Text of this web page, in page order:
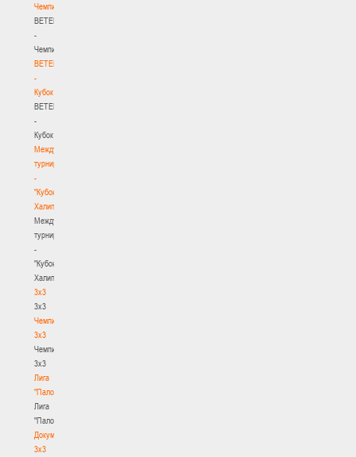
Чемпионат
BETERA
-
Чемпионат
BETERA
-
Кубок
BETERA
-
Кубок
Международный
турнир
-
"Кубок
Халипского"
Международный
турнир
-
"Кубок
Халипского"
3x3
3x3
Чемпионат
3х3
Чемпионат
3х3
Лига
"Палова"
Лига
"Палова"
Документы
3х3